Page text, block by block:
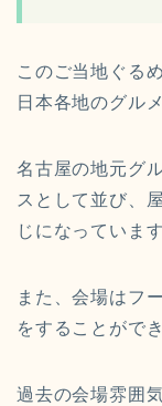
このご当地ぐる
日本各地のグル
名古屋の地元グ
スとして並び、
じになっています
また、会場はフ
をすることがで
過去の会場雰囲